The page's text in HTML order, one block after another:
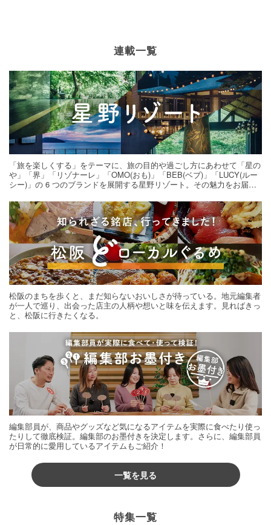
連載一覧
「旅を楽しくする」をテーマに、旅の目的や過ごし方にあわせて「星の
や」「界」「リゾナーレ」「OMO(おも)」「BEB(ベブ)」「LUCY(ルー
シー)」の 6 つのブランドを展開する星野リゾート。その魅力をお届け
松阪のまちを歩くと、まだ知らないおいしさが待っている。地元編集者
が一人で巡り、出会った店主の人柄や想いと味を伝えます。見ればきっ
と、松阪に行きたくなる。
編集部員が、商品やグッズなど気になるアイテムを実際に食べたり使っ
たりして徹底検証。編集部のお墨付きを決定します。さらに、編集部員
が日常的に愛用しているアイテムもご紹介！
一覧を見る
特集一覧